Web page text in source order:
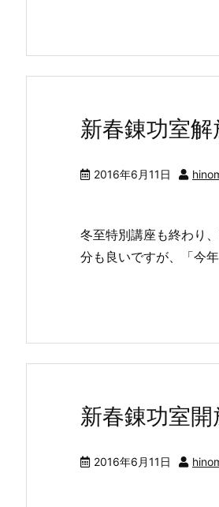
新春錬功室解
2016年6月11日
冬至特別講座も終わり
分も良いですが、「今
新春錬功室開
2016年6月11日